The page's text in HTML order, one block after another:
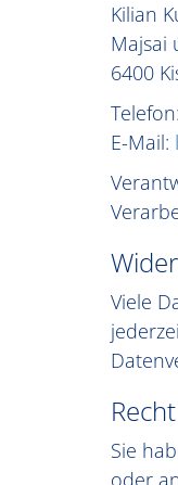
Kilian
Majsai
6400
E-Mail:
Viele
Sie
oder